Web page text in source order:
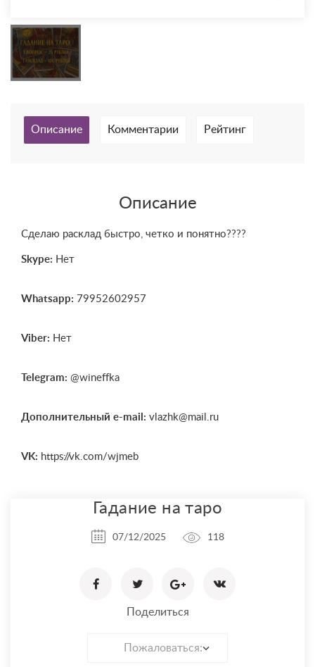
Описание Комментарии Рейтинг
Описание
Сделаю расклад быстро, четко и понятно????
Skype: Нет
Whatsapp: 79952602957
Viber: Нет
Telegram: @wineffka
Дополнительный e-mail: vlazhk@mail.ru
VK: https://vk.com/wjmeb
Гадание на таро
07/12/2025 118
Поделиться
Пожаловаться: